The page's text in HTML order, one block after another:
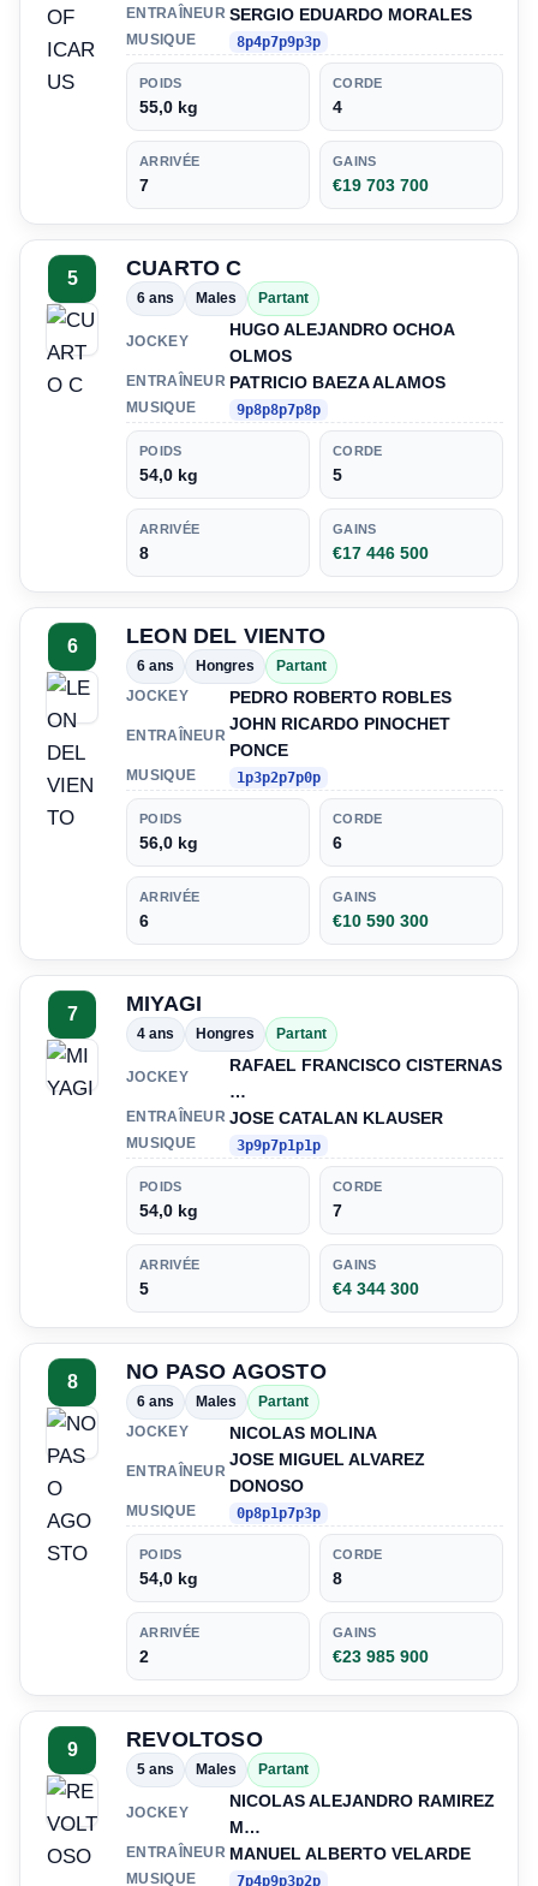
ENTRAÎNEUR SERGIO EDUARDO MORALES
MUSIQUE 8p4p7p9p3p
POIDS
55,0 kg
CORDE
4
ARRIVÉE
7
GAINS
€19 703 700
5 CUARTO C
6 ans Males Partant
JOCKEY
HUGO ALEJANDRO OCHOA
OLMOS
ENTRAÎNEUR PATRICIO BAEZA ALAMOS
MUSIQUE 9p8p8p7p8p
POIDS
54,0 kg
CORDE
5
ARRIVÉE
8
GAINS
€17 446 500
6 LEON DEL VIENTO
6 ans Hongres
Partant
JOCKEY
PEDRO ROBERTO ROBLES
ENTRAÎNEUR
JOHN RICARDO PINOCHET
PONCE
MUSIQUE 1p3p2p7p0p
POIDS
56,0 kg
CORDE
6
ARRIVÉE
6
GAINS
€10 590 300
7 MIYAGI
4 ans Hongres Partant
JOCKEY
RAFAEL FRANCISCO CISTERNAS
…
ENTRAÎNEUR JOSE CATALAN KLAUSER
MUSIQUE 3p9p7p1p1p
POIDS
54,0 kg
CORDE
7
ARRIVÉE
5
GAINS
€4 344 300
8 NO PASO AGOSTO
6 ans Males
Partant
JOCKEY
NICOLAS MOLINA
ENTRAÎNEUR
JOSE MIGUEL ALVAREZ
DONOSO
MUSIQUE 0p8p1p7p3p
POIDS
54,0 kg
CORDE
8
ARRIVÉE
2
GAINS
€23 985 900
9 REVOLTOSO
5 ans Males Partant
JOCKEY
NICOLAS ALEJANDRO RAMIREZ
M…
ENTRAÎNEUR MANUEL ALBERTO VELARDE
MUSIQUE 7p4p9p3p2p